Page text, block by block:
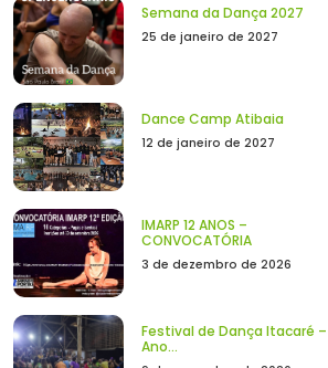
Semana da Dança 2027
25 de janeiro de 2027
Dance Camp Atibaia
12 de janeiro de 2027
IMARP 12 ANOS –
CONVOCATÓRIA
3 de dezembro de 2026
Festival de Dança Itacaré –
Ano...